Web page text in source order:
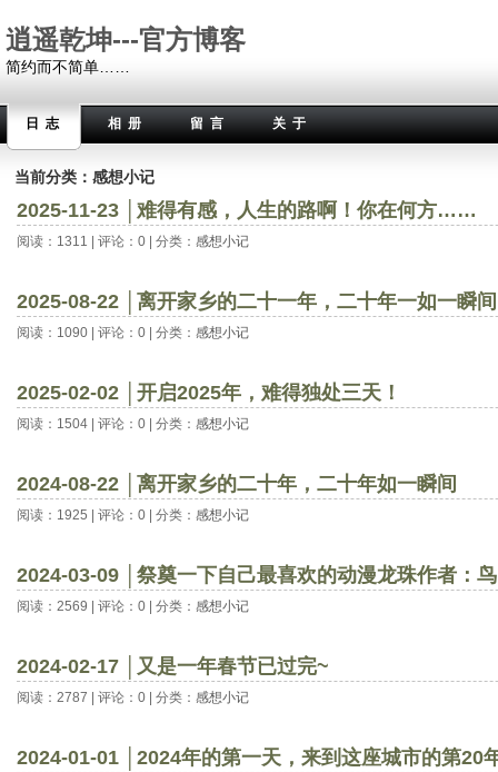
逍遥乾坤---官方博客
简约而不简单……
日志 相册 留言 关于
当前分类：感想小记
2025-11-23 │难得有感，人生的路啊！你在何方……
阅读：1311 | 评论：0 | 分类： 感想小记
2025-08-22 │离开家乡的二十一年，二十年一如一瞬间
阅读：1090 | 评论：0 | 分类： 感想小记
2025-02-02 │开启2025年，难得独处三天！
阅读：1504 | 评论：0 | 分类： 感想小记
2024-08-22 │离开家乡的二十年，二十年如一瞬间
阅读：1925 | 评论：0 | 分类： 感想小记
2024-03-09 │祭奠一下自己最喜欢的动漫龙珠作者：
阅读：2569 | 评论：0 | 分类： 感想小记
2024-02-17 │又是一年春节已过完~
阅读：2787 | 评论：0 | 分类： 感想小记
2024-01-01 │2024年的第一天，来到这座城市的第20